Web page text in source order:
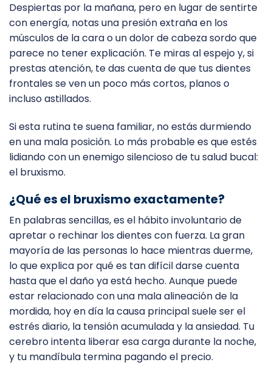
Despiertas por la mañana, pero en lugar de sentirte
con energía, notas una presión extraña en los
músculos de la cara o un dolor de cabeza sordo que
parece no tener explicación. Te miras al espejo y, si
prestas atención, te das cuenta de que tus dientes
frontales se ven un poco más cortos, planos o
incluso astillados.
Si esta rutina te suena familiar, no estás durmiendo
en una mala posición. Lo más probable es que estés
lidiando con un enemigo silencioso de tu salud bucal:
el bruxismo.
¿Qué es el bruxismo exactamente?
En palabras sencillas, es el hábito involuntario de
apretar o rechinar los dientes con fuerza. La gran
mayoría de las personas lo hace mientras duerme,
lo que explica por qué es tan difícil darse cuenta
hasta que el daño ya está hecho. Aunque puede
estar relacionado con una mala alineación de la
mordida, hoy en día la causa principal suele ser el
estrés diario, la tensión acumulada y la ansiedad. Tu
cerebro intenta liberar esa carga durante la noche,
y tu mandíbula termina pagando el precio.